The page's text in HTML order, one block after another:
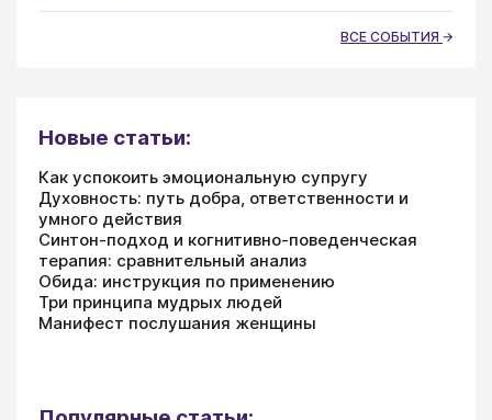
ВСЕ СОБЫТИЯ
Новые статьи:
Как успокоить эмоциональную супругу
Духовность: путь добра, ответственности и
умного действия
Синтон-подход и когнитивно-поведенческая
терапия: сравнительный анализ
Обида: инструкция по применению
Три принципа мудрых людей
Манифест послушания женщины